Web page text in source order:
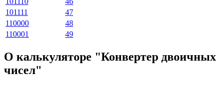
101111
47
110000
48
110001
49
О калькуляторе "Конвертер двоичных
чисел"